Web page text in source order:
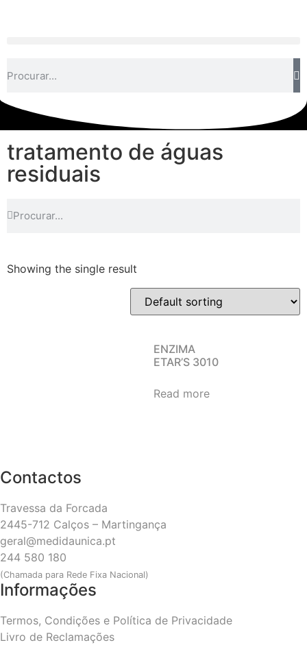
tratamento de águas
residuais
Showing the single result
ENZIMA
ETAR’S 3010
Read more
Contactos
Travessa da Forcada
2445-712 Calços – Martingança
geral@medidaunica.pt
244 580 180
(Chamada para Rede Fixa Nacional)
Informações
Termos, Condições e Política de Privacidade
Livro de Reclamações